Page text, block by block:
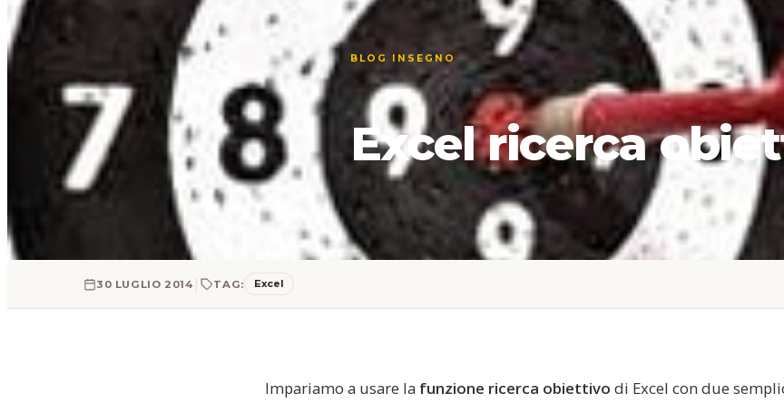
BLOG INSEGNO
Excel ricerca
30 LUGLIO 2014 | TAG: Excel
Impariamo a usare la funzione ricerca obiettivo di Excel con due